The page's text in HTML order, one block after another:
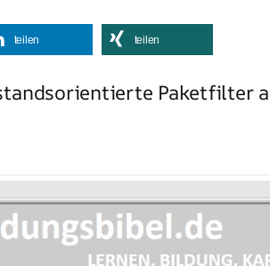
teilen teilen
Paketfilter